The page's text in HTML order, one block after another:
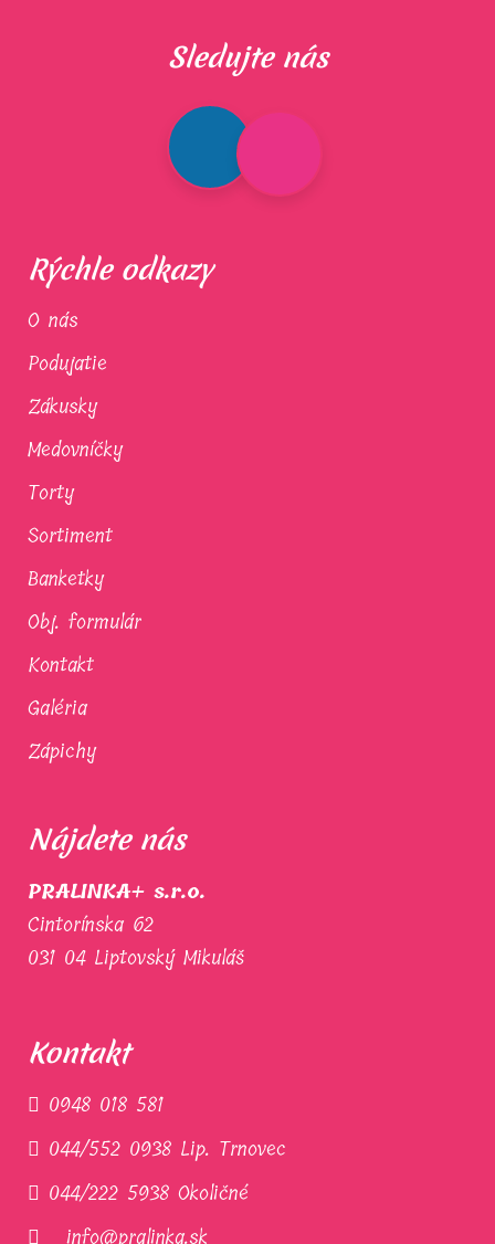
Sledujte nás
Rýchle odkazy
O nás
Podujatie
Zákusky
Medovníčky
Torty
Sortiment
Banketky
Obj. formulár
Kontakt
Galéria
Zápichy
Nájdete nás
PRALINKA+ s.r.o.
Cintorínska 62
031 04 Liptovský Mikuláš
Kontakt
0948 018 581
044/552 0938 Lip. Trnovec
044/222 5938 Okoličné
info@pralinka.sk